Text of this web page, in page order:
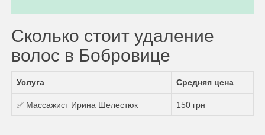
Сколько стоит удаление
волос в Бобровице
Услуга Средняя цена
✅ Массажист Ирина Шелестюк 150 грн